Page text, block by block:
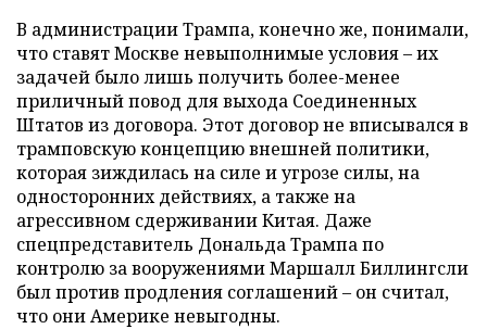
В администрации Трампа, конечно же, понимали,
что ставят Москве невыполнимые условия – их
задачей было лишь получить более-менее
приличный повод для выхода Соединенных
Штатов из договора. Этот договор не вписывался в
трамповскую концепцию внешней политики,
которая зиждилась на силе и угрозе силы, на
односторонних действиях, а также на
агрессивном сдерживании Китая. Даже
спецпредставитель Дональда Трампа по
контролю за вооружениями Маршалл Биллингсли
был против продления соглашений – он считал,
что они Америке невыгодны.